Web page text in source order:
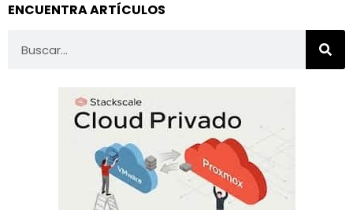
ENCUENTRA ARTÍCULOS